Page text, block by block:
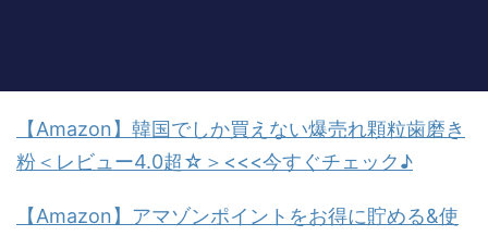
【Amazon】韓国でしか買えない爆売れ顆粒歯磨き
粉＜レビュー4.0超☆＞<<<今すぐチェック♪
【Amazon】アマゾンポイントをお得に貯める&使